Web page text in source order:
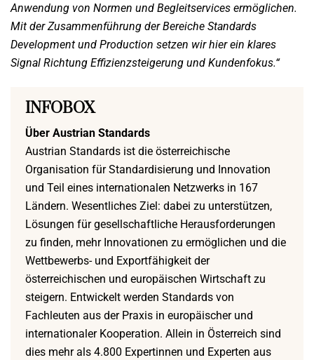
Anwendung von Normen und Begleitservices ermöglichen.
Mit der Zusammenführung der Bereiche Standards
Development und Production setzen wir hier ein klares
Signal Richtung Effizienzsteigerung und Kundenfokus.“
INFOBOX
Über Austrian Standards
Austrian Standards ist die österreichische
Organisation für Standardisierung und Innovation
und Teil eines internationalen Netzwerks in 167
Ländern. Wesentliches Ziel: dabei zu unterstützen,
Lösungen für gesellschaftliche Herausforderungen
zu finden, mehr Innovationen zu ermöglichen und die
Wettbewerbs- und Exportfähigkeit der
österreichischen und europäischen Wirtschaft zu
steigern. Entwickelt werden Standards von
Fachleuten aus der Praxis in europäischer und
internationaler Kooperation. Allein in Österreich sind
dies mehr als 4.800 Expertinnen und Experten aus